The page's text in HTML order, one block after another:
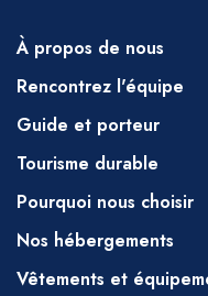
Petit-
pain,
marocaine
trancher,
pain, fruits,
des
À propos de nous
Rencontrez l'équipe
Guide et porteur
Tourisme durable
Pourquoi nous choisir
Nos hébergements
Vêtements et